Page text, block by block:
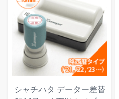
シャチハタ データー差替